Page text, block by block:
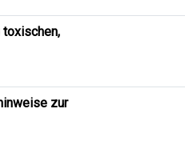
toxischen,
zur